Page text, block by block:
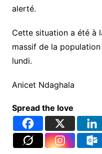
alerté.
Cette situation a été à
massif de la
lundi.
Anicet Ndaghala
Spread the love